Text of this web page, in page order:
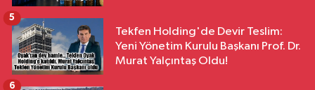
Tekfen Holding'de Devir Teslim:
Yeni Yönetim Kurulu Başkanı Prof. Dr.
Murat Yalçıntaş Oldu!
5
6